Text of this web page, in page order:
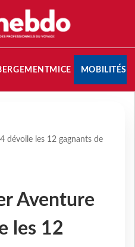
MICE MOBILITÉS
dévoile les 12 gagnants de
Aventure
les 12